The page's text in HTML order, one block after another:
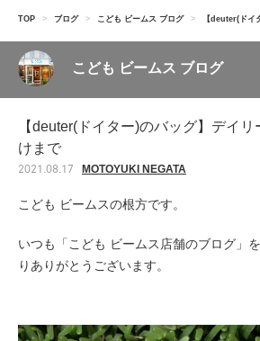
TOP > ブログ > こども ビームス ブログ > 【deuter(ドイター)
こども ビームス ブログ
【deuter(ドイター)のバッグ】デイ
けまで
2021.08.17 MOTOYUKI NEGATA
こども ビームスの根方です。
いつも「こども ビームス店舗のブログ」
りありがとうございます。